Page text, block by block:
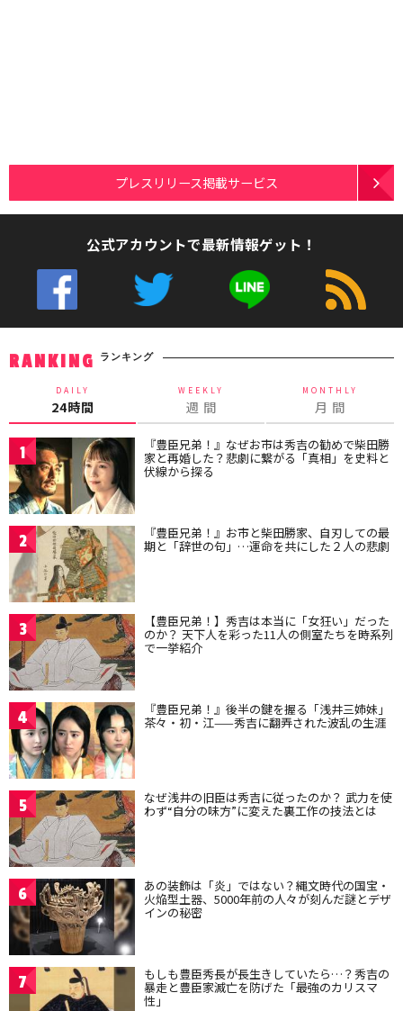
プレスリリース掲載サービス
公式アカウントで最新情報ゲット！
RANKING ランキング
DAILY
24時間
WEEKLY
週 間
MONTHLY
月 間
1 『豊臣兄弟！』なぜお市は秀吉の勧めで柴田勝
家と再婚した？悲劇に繋がる「真相」を史料と
伏線から探る
2 『豊臣兄弟！』お市と柴田勝家、自刃しての最
期と「辞世の句」…運命を共にした２人の悲劇
3 【豊臣兄弟！】秀吉は本当に「女狂い」だった
のか？ 天下人を彩った11人の側室たちを時系列
で一挙紹介
4 『豊臣兄弟！』後半の鍵を握る「浅井三姉妹」
茶々・初・江——秀吉に翻弄された波乱の生涯
5 なぜ浅井の旧臣は秀吉に従ったのか？ 武力を使
わず“自分の味方”に変えた裏工作の技法とは
6 あの装飾は「炎」ではない？縄文時代の国宝・
火焔型土器、5000年前の人々が刻んだ謎とデザ
インの秘密
7 もしも豊臣秀長が長生きしていたら…？秀吉の
暴走と豊臣家滅亡を防げた「最強のカリスマ
性」